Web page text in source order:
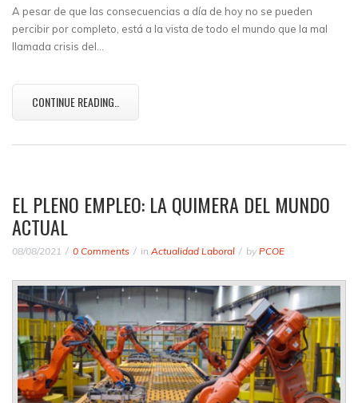
A pesar de que las consecuencias a día de hoy no se pueden
percibir por completo, está a la vista de todo el mundo que la mal
llamada crisis del…
CONTINUE READING..
EL PLENO EMPLEO: LA QUIMERA DEL MUNDO
ACTUAL
08/08/2021 0 Comments in Actualidad Laboral by PCOE